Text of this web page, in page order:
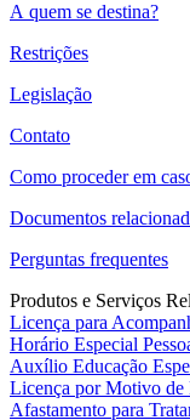
A quem se destina?
Restrições
Legislação
Contato
Como proceder em
Documentos
Perguntas frequentes
Produtos e Serviços
Licença para
Horário Especial
Auxílio Educação
Licença por Motivo de
Afastamento para